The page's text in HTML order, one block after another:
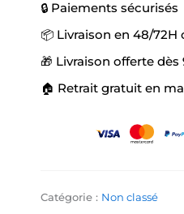
🔒 Paiements sécurisés
📦 Livraison en 48/72H
🎁 Livraison offerte
🏠 Retrait gratuit en
Catégorie : Non classé